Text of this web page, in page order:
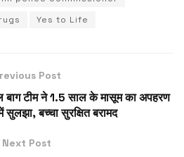
Yes to Life
Post
बाग टीम ने 1.5 साल के मासूम का अपहरण
बच्चा सुरक्षित बरामद
Next Post